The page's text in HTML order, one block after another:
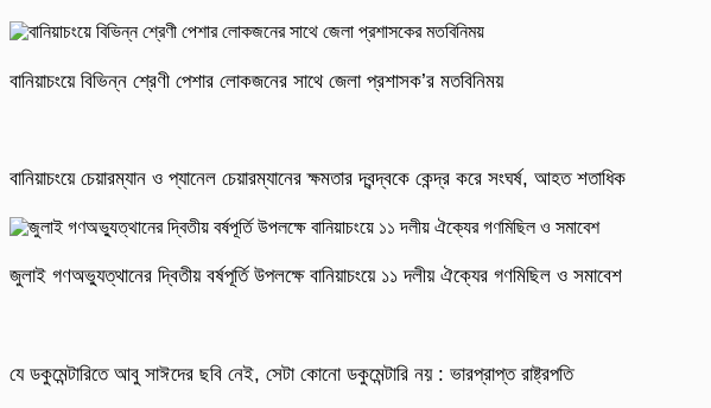
বানিয়াচংয়ে বিভিন্ন শ্রেণী পেশার লোকজনের সাথে জেলা প্রশাসক’র মতবিনিময়
বানিয়াচংয়ে চেয়ারম্যান ও প্যানেল চেয়ারম্যানের ক্ষমতার দ্বন্দ্বকে কেন্দ্র করে সংঘর্ষ, আহত শতাধিক
জুলাই গণঅভ্যুত্থানের দ্বিতীয় বর্ষপূর্তি উপলক্ষে বানিয়াচংয়ে ১১ দলীয় ঐক্যের গণমিছিল ও সমাবেশ
যে ডকুমেন্টারিতে আবু সাঈদের ছবি নেই, সেটা কোনো ডকুমেন্টারি নয় : ভারপ্রাপ্ত রাষ্ট্রপতি